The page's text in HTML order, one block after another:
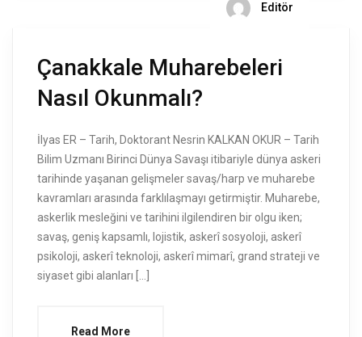
Editör
Çanakkale Muharebeleri
Nasıl Okunmalı?
İlyas ER – Tarih, Doktorant Nesrin KALKAN OKUR – Tarih
Bilim Uzmanı Birinci Dünya Savaşı itibariyle dünya askeri
tarihinde yaşanan gelişmeler savaş/harp ve muharebe
kavramları arasında farklılaşmayı getirmiştir. Muharebe,
askerlik mesleğini ve tarihini ilgilendiren bir olgu iken;
savaş, geniş kapsamlı, lojistik, askerî sosyoloji, askerî
psikoloji, askerî teknoloji, askerî mimarî, grand strateji ve
siyaset gibi alanları […]
Read More